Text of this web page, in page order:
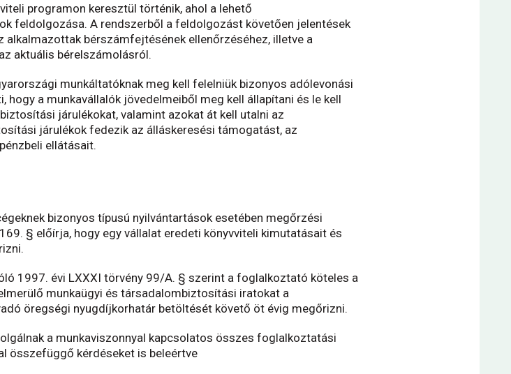
programon keresztül történik, ahol a lehető
feldolgozása. A rendszerből a feldolgozást követően jelentések
alkalmazottak bérszámfejtésének ellenőrzéséhez, illetve a
aktuális bérelszámolásról.
munkáltatóknak meg kell felelniük bizonyos adólevonási
hogy a munkavállalók jövedelmeiből meg kell állapítani és le kell
járulékokat, valamint azokat át kell utalni az
járulékok fedezik az álláskeresési támogatást, az
ellátásait.
bizonyos típusú nyilvántartások esetében megőrzési
§ előírja, hogy egy vállalat eredeti könyvviteli kimutatásait és
1997. évi LXXXI törvény 99/A. § szerint a foglalkoztató köteles a
munkaügyi és társadalombiztosítási iratokat a
öregségi nyugdíjkorhatár betöltését követő öt évig megőrizni.
a munkaviszonnyal kapcsolatos összes foglalkoztatási
összefüggő kérdéseket is beleértve